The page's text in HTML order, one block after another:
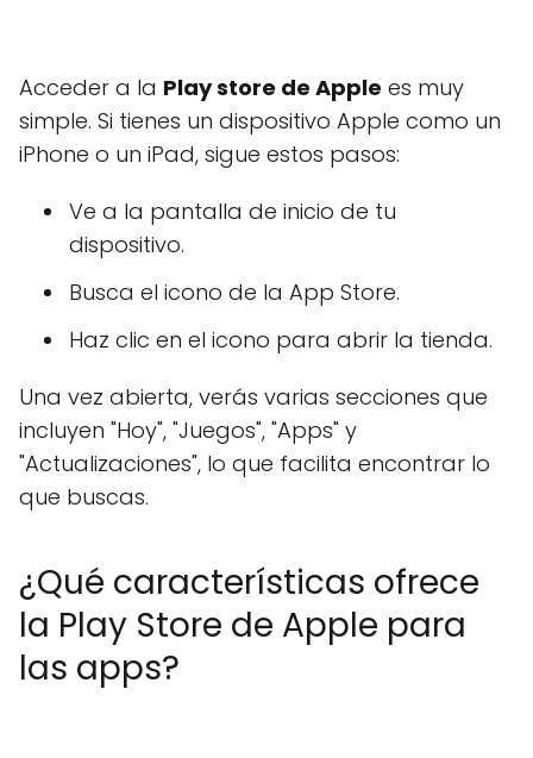
Acceder a la Play store de Apple es muy
simple. Si tienes un dispositivo Apple como un
iPhone o un iPad, sigue estos pasos:
Ve a la pantalla de inicio de tu
dispositivo.
Busca el icono de la App Store.
Haz clic en el icono para abrir la tienda.
Una vez abierta, verás varias secciones que
incluyen "Hoy", "Juegos", "Apps" y
"Actualizaciones", lo que facilita encontrar lo
que buscas.
¿Qué características ofrece
la Play Store de Apple para
las apps?